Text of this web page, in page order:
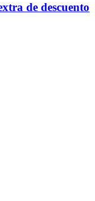
de descuento